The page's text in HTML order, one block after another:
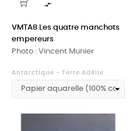

VMTA8 Les quatre manchots
empereurs
Photo : Vincent Munier
Antarctique - Terre Adélie